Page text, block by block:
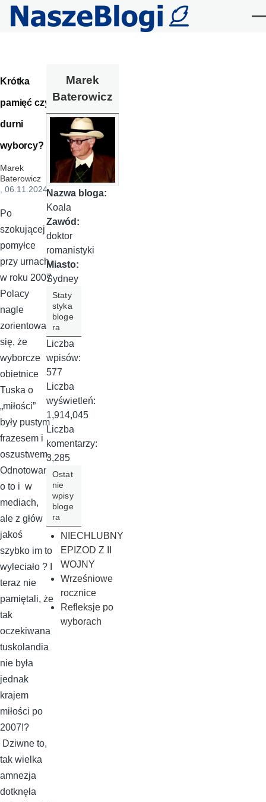
Przejdź do treści
Krótka
pamięć czy
durni
wyborcy?
Marek
Baterowicz
, 06.11.2024
Po
szokującej
pomyłce
przy urnach
w roku 2007
Polacy
nagle
zorientowali
się, że
wyborcze
obietnice
Tuska o
„miłości”
były pustym
frazesem i
oszustwem.
Odnotowan
o to i w
mediach,
ale z głów
jakoś
szybko im to
wyleciało ? I
teraz nie
pamiętali, że
tak
oczekiwana
tuskolandia
nie była
jednak
krajem
miłości po
2007!?
Dziwne to,
tak wielka
amnezja
dotknęła
Marek
Baterowicz
Nazwa bloga:
Koala
Zawód:
doktor
romanistyki
Miasto:
Sydney
Staty
styka
bloge
ra
Liczba
wpisów:
577
Liczba
wyświetleń:
1,914,045
Liczba
komentarzy:
3,285
Ostat
nie
wpisy
bloge
ra
NIECHLUBNY
EPIZOD Z II
WOJNY
Wrześniowe
rocznice
Refleksje po
wyborach